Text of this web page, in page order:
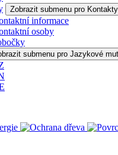
Zobrazit submenu pro Kontakty
informace
osoby
submenu pro Jazykové